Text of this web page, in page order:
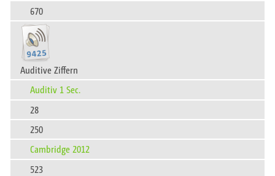
670
Auditive Ziffern
Auditiv 1 Sec.
28
250
Cambridge 2012
523